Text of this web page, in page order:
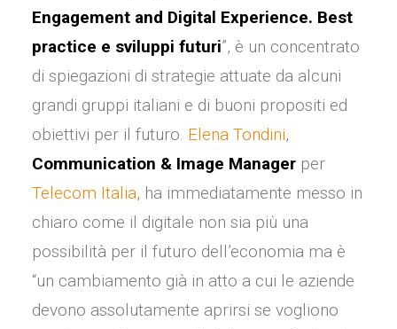
Engagement and Digital Experience. Best
practice e sviluppi futuri”, è un concentrato
di spiegazioni di strategie attuate da alcuni
grandi gruppi italiani e di buoni propositi ed
obiettivi per il futuro. Elena Tondini,
Communication & Image Manager per
Telecom Italia, ha immediatamente messo in
chiaro come il digitale non sia più una
possibilità per il futuro dell’economia ma è
“un cambiamento già in atto a cui le aziende
devono assolutamente aprirsi se vogliono